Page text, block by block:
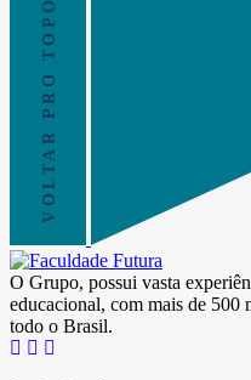
VOLTAR PRO TOPO
O Grupo, possui vasta
educacional, com mais de 500
todo o Brasil.